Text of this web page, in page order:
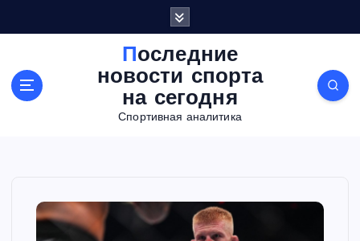
Последние
новости спорта
на сегодня
Спортивная аналитика